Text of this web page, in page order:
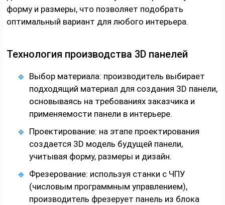
форму и размеры, что позволяет подобрать
оптимальный вариант для любого интерьера.
Технология производства 3D панелей
Выбор материала: производитель выбирает
подходящий материал для создания 3D панели,
основываясь на требованиях заказчика и
применяемости панели в интерьере.
Проектирование: на этапе проектирования
создается 3D модель будущей панели,
учитывая форму, размеры и дизайн.
Фрезерование: используя станки с ЧПУ
(числовым программным управлением),
производитель фрезерует панель из блока